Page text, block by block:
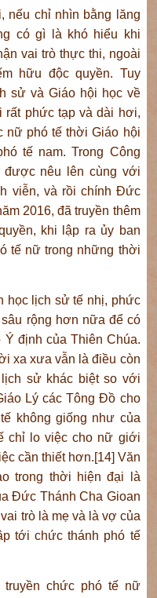
nếu chỉ nhìn bằng lăng
có gì là khó hiểu khi
vai trò thực thi, ngoài
hữu độc quyền. Tuy
sử và Giáo hội học về
rất phức tạp và dài hơi,
nữ phó tế thời Giáo hội
tế nam. Trong Công
được nêu lên cùng với
viễn, và rồi chính Đức
2016, đã truyền thêm
khi lập ra ủy ban
tế nữ trong những thời
học lịch sử tế nhị, phức
rộng hơn nữa để có
định của Thiên Chúa.
xa xưa vẫn là điều còn
sử khác biệt so với
Lý các Tông Đồ cho
không giống như của
chỉ lo việc cho nữ giới
cần thiết hơn.[14] Văn
trong thời hiện đại là
Đức Thánh Cha Gioan
trò là mẹ và là vợ của
tới chức thánh phó tế
truyền chức phó tế nữ